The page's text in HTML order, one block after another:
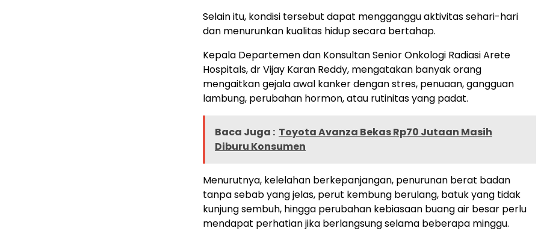
Selain itu, kondisi tersebut dapat mengganggu aktivitas sehari-hari
dan menurunkan kualitas hidup secara bertahap.
Kepala Departemen dan Konsultan Senior Onkologi Radiasi Arete
Hospitals, dr Vijay Karan Reddy, mengatakan banyak orang
mengaitkan gejala awal kanker dengan stres, penuaan, gangguan
lambung, perubahan hormon, atau rutinitas yang padat.
Baca Juga : Toyota Avanza Bekas Rp70 Jutaan Masih
Diburu Konsumen
Menurutnya, kelelahan berkepanjangan, penurunan berat badan
tanpa sebab yang jelas, perut kembung berulang, batuk yang tidak
kunjung sembuh, hingga perubahan kebiasaan buang air besar perlu
mendapat perhatian jika berlangsung selama beberapa minggu.